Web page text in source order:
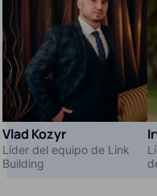
Vlad Kozyr
Líder del equipo de Link
Building